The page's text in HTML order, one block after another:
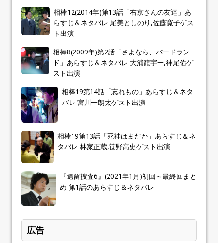
相棒12(2014年)第13話「右京さんの友達」あ
らすじ＆ネタバレ 尾美としのり,佐藤寛子ゲス
ト出演
相棒8(2009年)第2話「さよなら、バードラン
ド」あらすじ＆ネタバレ 大浦龍宇一,神尾佑ゲ
スト出演
相棒19第14話「忘れもの」あらすじ＆ネタ
バレ 宮川一朗太ゲスト出演
相棒19第13話「死神はまだか」あらすじ＆ネ
タバレ 林家正蔵,笹野高史ゲスト出演
『遺留捜査6』(2021年1月)初回～最終回まと
め 第1話のあらすじ＆ネタバレ
広告